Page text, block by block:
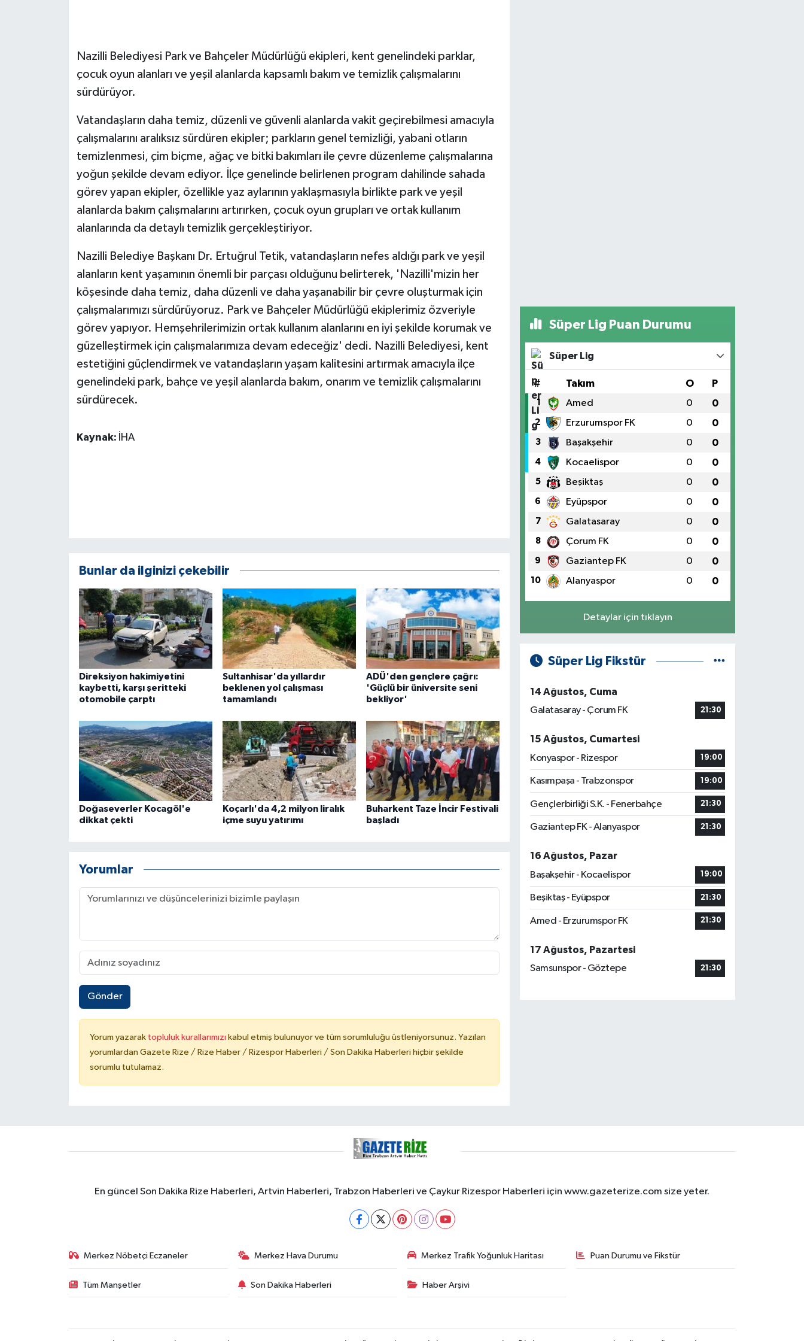
Nazilli Belediyesi Park ve Bahçeler Müdürlüğü ekipleri, kent genelindeki parklar,
çocuk oyun alanları ve yeşil alanlarda kapsamlı bakım ve temizlik çalışmalarını
sürdürüyor.
Vatandaşların daha temiz, düzenli ve güvenli alanlarda vakit geçirebilmesi amacıyla
çalışmalarını aralıksız sürdüren ekipler; parkların genel temizliği, yabani otların
temizlenmesi, çim biçme, ağaç ve bitki bakımları ile çevre düzenleme çalışmalarına
yoğun şekilde devam ediyor. İlçe genelinde belirlenen program dahilinde sahada
görev yapan ekipler, özellikle yaz aylarının yaklaşmasıyla birlikte park ve yeşil
alanlarda bakım çalışmalarını artırırken, çocuk oyun grupları ve ortak kullanım
alanlarında da detaylı temizlik gerçekleştiriyor.
Nazilli Belediye Başkanı Dr. Ertuğrul Tetik, vatandaşların nefes aldığı park ve yeşil
alanların kent yaşamının önemli bir parçası olduğunu belirterek, 'Nazilli'mizin her
köşesinde daha temiz, daha düzenli ve daha yaşanabilir bir çevre oluşturmak için
çalışmalarımızı sürdürüyoruz. Park ve Bahçeler Müdürlüğü ekiplerimiz özveriyle
görev yapıyor. Hemşehrilerimizin ortak kullanım alanlarını en iyi şekilde korumak ve
güzelleştirmek için çalışmalarımıza devam edeceğiz' dedi. Nazilli Belediyesi, kent
estetiğini güçlendirmek ve vatandaşların yaşam kalitesini artırmak amacıyla ilçe
genelindeki park, bahçe ve yeşil alanlarda bakım, onarım ve temizlik çalışmalarını
sürdürecek.
Kaynak: İHA
Bunlar da ilginizi çekebilir
Direksiyon hakimiyetini
kaybetti, karşı şeritteki
otomobile çarptı
Sultanhisar'da yıllardır
beklenen yol çalışması
tamamlandı
ADÜ'den gençlere çağrı:
'Güçlü bir üniversite seni
bekliyor'
Doğaseverler Kocagöl'e
dikkat çekti
Koçarlı'da 4,2 milyon liralık
içme suyu yatırımı
Buharkent Taze İncir Festivali
başladı
Yorumlar
Gönder
Yorum yazarak topluluk kurallarımızı kabul etmiş bulunuyor ve tüm sorumluluğu üstleniyorsunuz. Yazılan
yorumlardan Gazete Rize / Rize Haber / Rizespor Haberleri / Son Dakika Haberleri hiçbir şekilde
sorumlu tutulamaz.
Süper Lig Puan Durumu
Süper Lig
# Takım O P
1 Amed 0 0
2 Erzurumspor FK 0 0
3 Başakşehir 0 0
4 Kocaelispor 0 0
5 Beşiktaş 0 0
6 Eyüpspor 0 0
7 Galatasaray 0 0
8 Çorum FK 0 0
9 Gaziantep FK 0 0
10 Alanyaspor 0 0
Detaylar için tıklayın
Süper Lig Fikstür
14 Ağustos, Cuma
Galatasaray - Çorum FK
21:30
15 Ağustos, Cumartesi
Konyaspor - Rizespor
19:00
Kasımpaşa - Trabzonspor 19:00
Gençlerbirliği S.K. - Fenerbahçe 21:30
Gaziantep FK - Alanyaspor 21:30
16 Ağustos, Pazar
Başakşehir - Kocaelispor
19:00
Beşiktaş - Eyüpspor 21:30
Amed - Erzurumspor FK 21:30
17 Ağustos, Pazartesi
Samsunspor - Göztepe
21:30
En güncel Son Dakika Rize Haberleri, Artvin Haberleri, Trabzon Haberleri ve Çaykur Rizespor Haberleri için www.gazeterize.com size yeter.
Merkez Nöbetçi Eczaneler Merkez Hava Durumu Merkez Trafik Yoğunluk Haritası Puan Durumu ve Fikstür
Tüm Manşetler Son Dakika Haberleri Haber Arşivi
GÜNDEM
HABERDE İNSAN
İş Dünyası
Jandarma
KÜLTÜR SANAT
Otomobil
POLİTİKA
Yerel Haberler